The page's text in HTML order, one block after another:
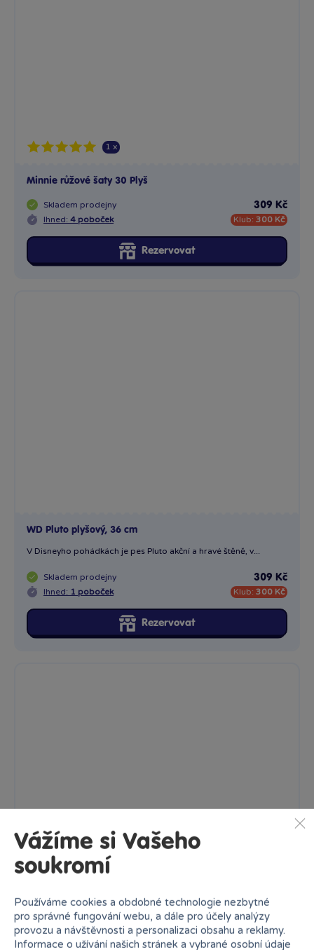
Rezervovat
Vážíme si Vašeho
soukromí
Používáme cookies a obdobné technologie nezbytné
pro správné fungování webu, a dále pro účely analýzy
provozu a návštěvnosti a personalizaci obsahu a reklamy.
Informace o užívání našich stránek a vybrané osobní údaje